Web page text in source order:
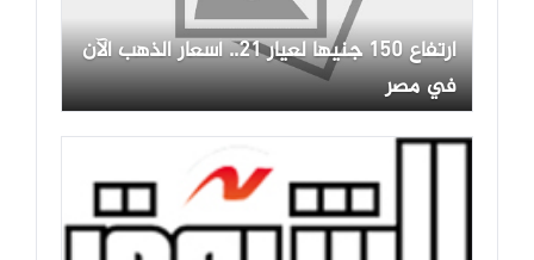
ارتفاع 150 جنيها لعيار 21.. أسعار الذهب الآن
في مصر